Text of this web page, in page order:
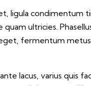
ligula condimentum
ultricies.
fermentum
lacus, varius quis